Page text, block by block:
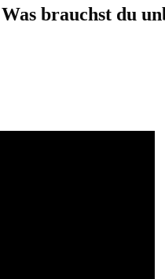
brauchst du